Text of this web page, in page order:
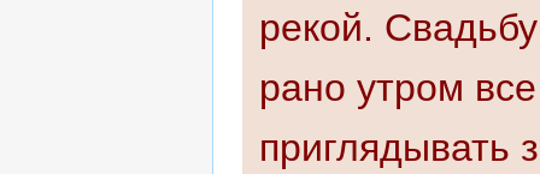
рекой.
рано утром
приглядывать